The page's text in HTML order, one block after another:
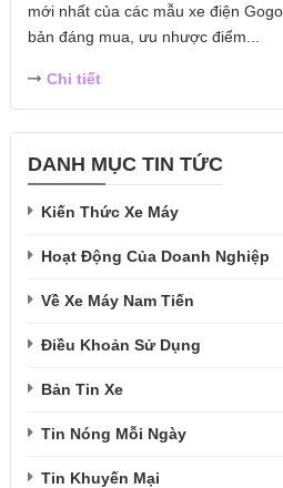
mới nhất của các mẫu xe điện
bản đáng mua, ưu nhược điểm...
Chi tiết
DANH MỤC TIN TỨC
Kiến Thức Xe Máy
Hoạt Động Của Doanh Nghiệp
Về Xe Máy Nam Tiến
Điều Khoản Sử Dụng
Bản Tin Xe
Tin Nóng Mỗi Ngày
Tin Khuyến Mại